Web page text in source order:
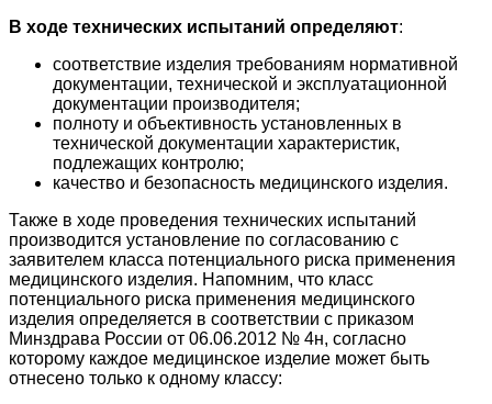
В ходе технических испытаний определяют:
соответствие изделия требованиям нормативной
документации, технической и эксплуатационной
документации производителя;
полноту и объективность установленных в
технической документации характеристик,
подлежащих контролю;
качество и безопасность медицинского изделия.
Также в ходе проведения технических испытаний
производится установление по согласованию с
заявителем класса потенциального риска применения
медицинского изделия. Напомним, что класс
потенциального риска применения медицинского
изделия определяется в соответствии с приказом
Минздрава России от 06.06.2012 № 4н, согласно
которому каждое медицинское изделие может быть
отнесено только к одному классу: